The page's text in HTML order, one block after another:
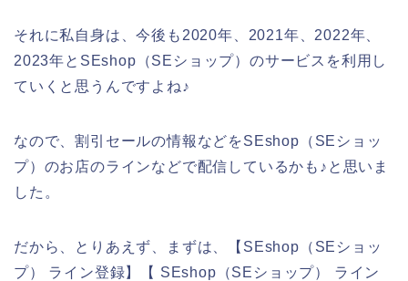
それに私自身は、今後も2020年、2021年、2022年、
2023年とSEshop（SEショップ）のサービスを利用し
ていくと思うんですよね♪
なので、割引セールの情報などをSEshop（SEショッ
プ）のお店のラインなどで配信しているかも♪と思いま
した。
だから、とりあえず、まずは、【SEshop（SEショッ
プ） ライン登録】【 SEshop（SEショップ） ライン